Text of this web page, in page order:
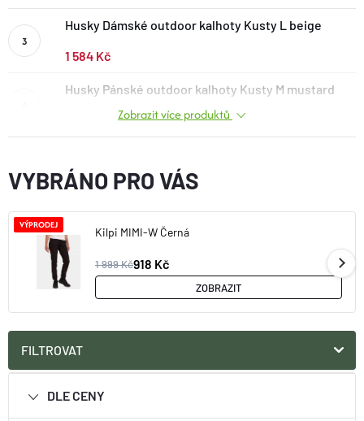
Doprava a platba
Mimosoudní řešení sporů
Obchodní podmínky
Moje objednávka
Husky Dámské outdoor kalhoty Kusty L beige
1 584 Kč
Husky Pánské outdoor kalhoty Kusty M mustard
1 583 KčZobrazit více produktů
VYBRÁNO PRO VÁS
VÝPRODEJ
Kilpi MIMI-W Černá
1 999 Kč918 Kč
ZOBRAZIT
FILTROVAT
DLE CENY